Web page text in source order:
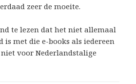
zeer de moeite.
te lezen dat het niet allemaal
is met die e-books als iedereen
voor Nederlandstalige